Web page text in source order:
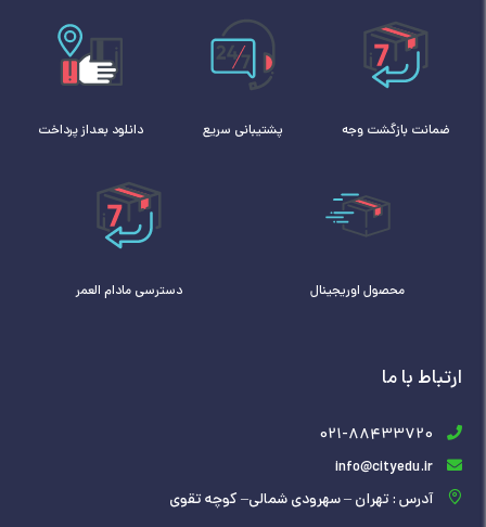
ضمانت بازگشت وجه پشتیبانی سریع دانلود بعداز پرداخت
محصول اوریجینال دسترسی مادام العمر
ارتباط با ما
021-88433720
info@cityedu.ir
آدرس : تهران – سهرودی شمالی– کوچه تقوی